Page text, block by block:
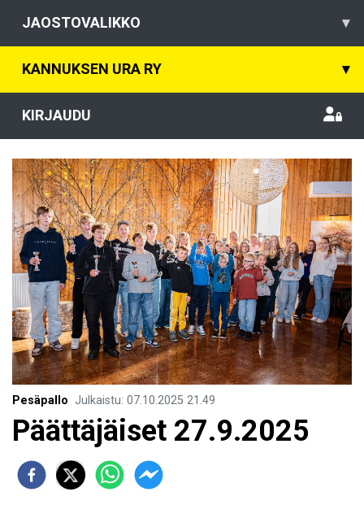
JAOSTOVALIKKO ▾
KANNUKSEN URA RY ▾
KIRJAUDU
Pesäpallo Julkaistu: 07.10.2025 21.49
Päättäjäiset 27.9.2025